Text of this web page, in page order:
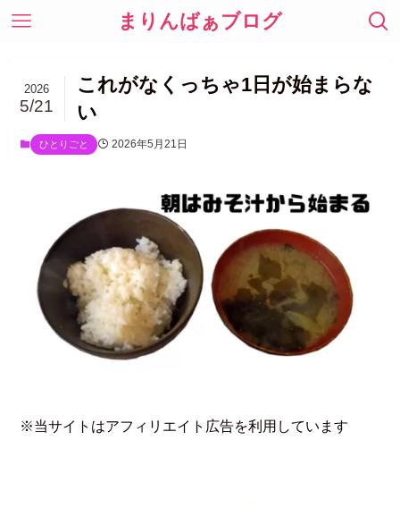
まりんばぁブログ
これがなくっちゃ1日が始まらな
い
2026
5/21
ひとりごと 2026年5月21日
※当サイトはアフィリエイト広告を利用しています